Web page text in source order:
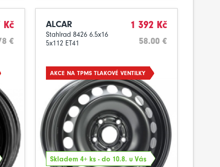
Kč
€
ALCAR
Stahlrad 8426 6.5x16
5x112 ET41
1 392 Kč
58.00 €
AKCE NA TPMS TLAKOVÉ VENTILKY
Skladem 4+ ks - do 10.8. u Vás